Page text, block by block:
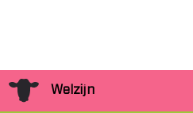
Welzijn